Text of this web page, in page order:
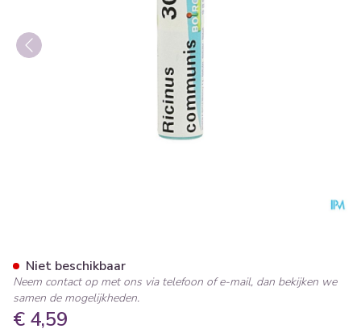
€ 4,59
Niet beschikbaar
Neem contact op met ons via telefoon of e-mail, dan bekijken we
samen de mogelijkheden.